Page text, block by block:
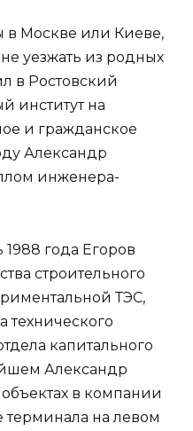
в Москве или Киеве,
уезжать из родных
в Ростовский
институт на
и гражданское
Александр
инженера-
года Егоров
строительного
ТЭС,
технического
капитального
Александр
в компании
терминала на левом